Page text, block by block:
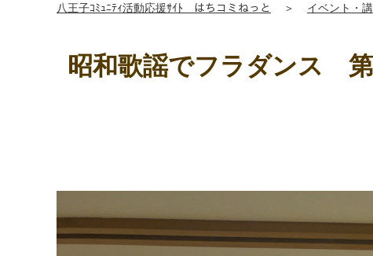
八王子ｺﾐｭﾆﾃｨ活動応援ｻｲﾄ はちコミねっと ＞ イベント・
昭和歌謡でフラダンス